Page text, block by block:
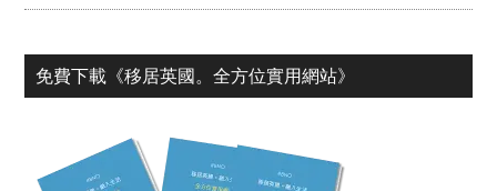
免費下載《移居英國。全⽅位實⽤網站》